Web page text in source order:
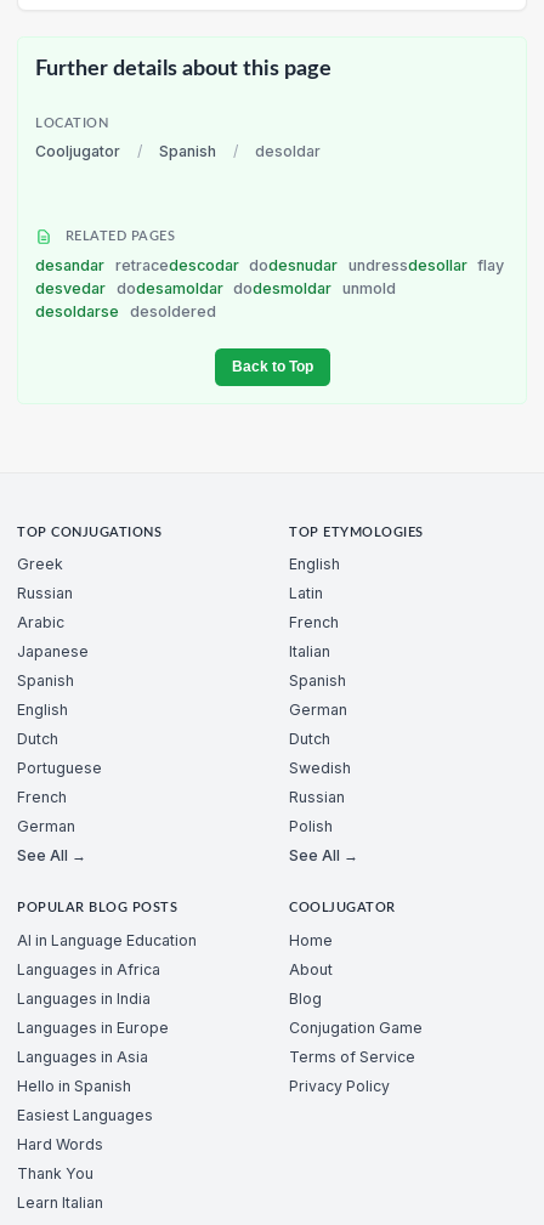
Further details about this page
LOCATION
Cooljugator / Spanish / desoldar
RELATED PAGES
desandar retracedescodar dodesnudar undressdesollar flay
desvedar dodesamoldar dodesmoldar unmold
desoldarse
desoldered
Back to Top
TOP CONJUGATIONS
Greek
Russian
Arabic
Japanese
Spanish
English
Dutch
Portuguese
French
German
See All →
TOP ETYMOLOGIES
English
Latin
French
Italian
Spanish
German
Dutch
Swedish
Russian
Polish
See All →
POPULAR BLOG POSTS
AI in Language Education
Languages in Africa
Languages in India
Languages in Europe
Languages in Asia
Hello in Spanish
Easiest Languages
Hard Words
Thank You
Learn Italian
COOLJUGATOR
Home
About
Blog
Conjugation Game
Terms of Service
Privacy Policy